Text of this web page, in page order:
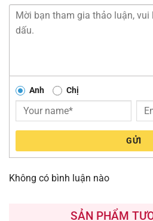
Anh Chị
GỬI
Không có bình luận nào
SẢN PHẨM